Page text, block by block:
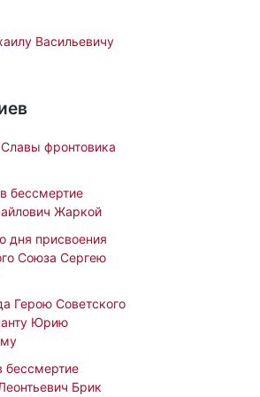
Васильевичу
фронтовика
бессмертие
Жаркой
дня присвоения
Союза Сергею
Герою Советского
Юрию
бессмертие
Брик